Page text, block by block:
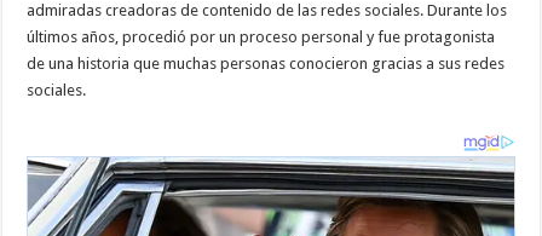
admiradas creadoras de contenido de las redes sociales. Durante los
últimos años, procedió por un proceso personal y fue protagonista
de una historia que muchas personas conocieron gracias a sus redes
sociales.